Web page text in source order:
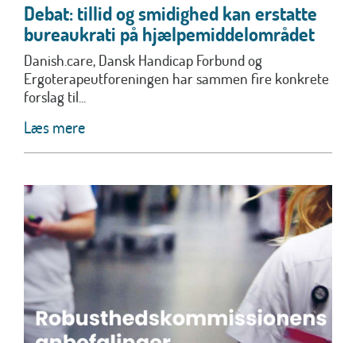
Debat: tillid og smidighed kan erstatte
bureaukrati på hjælpemiddelområdet
Danish.care, Dansk Handicap Forbund og
Ergoterapeutforeningen har sammen fire konkrete
forslag til...
Læs mere